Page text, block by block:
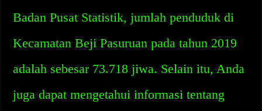
Badan Pusat Statistik, jumlah penduduk di
Kecamatan Beji Pasuruan pada tahun 2019
adalah sebesar 73.718 jiwa. Selain itu, Anda
juga dapat mengetahui informasi tentang